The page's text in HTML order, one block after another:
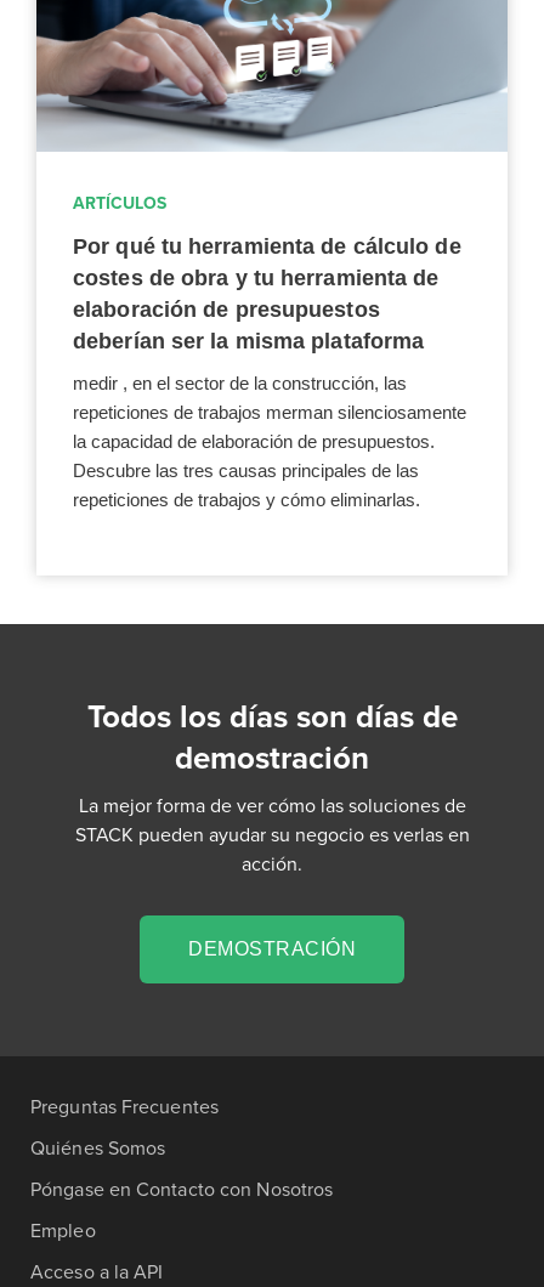
ARTÍCULOS
Por qué tu herramienta de cálculo de
costes de obra y tu herramienta de
elaboración de presupuestos
deberían ser la misma plataforma
medir , en el sector de la construcción, las
repeticiones de trabajos merman silenciosamente
la capacidad de elaboración de presupuestos.
Descubre las tres causas principales de las
repeticiones de trabajos y cómo eliminarlas.
Todos los días son días de
demostración
La mejor forma de ver cómo las soluciones de
STACK pueden ayudar su negocio es verlas en
acción.
DEMOSTRACIÓN
Preguntas Frecuentes
Quiénes Somos
Póngase en Contacto con Nosotros
Empleo
Acceso a la API